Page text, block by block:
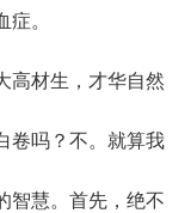
。
材生，才华自然
卷吗？不。就算我
智慧。首先，绝不